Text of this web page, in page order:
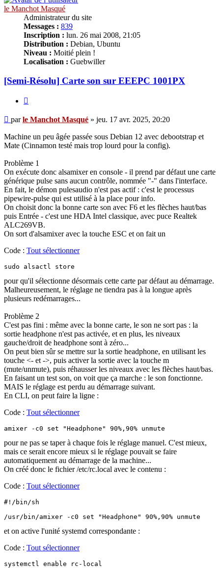
le Manchot Masqué
Administrateur du site
Messages : 839
Inscription : lun. 26 mai 2008, 21:05
Distribution : Debian, Ubuntu
Niveau : Moitié plein !
Localisation : Guebwiller
[Semi-Résolu] Carte son sur EEEPC 1001PX
Message
parle Manchot Masqué » jeu. 17 avr. 2025, 20:20
Machine un peu âgée passée sous Debian 12 avec debootstrap et
Mate (Cinnamon testé mais trop lourd pour la config).
Problème 1
On exécute donc alsamixer en console - il prend par défaut une carte
générique pulse sans aucun contrôle, nommée "-" dans l'interface.
En fait, le démon pulesaudio n'est pas actif : c'est le processus
pipewire-pulse qui est utilisé à la place pour info.
On choisit donc la bonne carte son avec F6 et les flèches haut/bas
puis Entrée - c'est une HDA Intel classique, avec puce Realtek
ALC269VB.
On sort d'alsamixer avec la touche ESC et on fait un
Code : Tout sélectionner
sudo alsactl store
pour qu'il sélectionne désormais cette carte par défaut au démarrage.
Malheureusement, le réglage ne tiendra pas à la longue après
plusieurs redémarrages...
Problème 2
C'est pas fini : même avec la bonne carte, le son ne sort pas : la
sortie headphone n'est pas activée, et en plus, les niveaux
gauche/droit de headphone sont à zéro...
On peut bien sûr se mettre sur la sortie headphone, en utilisant les
touche <- et ->, puis activer la sortie avec la touche m
(mute/unmute), puis réhausser les niveaux avec les flèches haut/bas.
En faisant un test son, on voit que ça marche : le son fonctionne.
MAIS le réglage est perdu au démarrage suivant.
En CLI, on peut faire la ligne :
Code : Tout sélectionner
amixer -c0 set "Headphone" 90%,90% unmute
pour ne pas se taper à chaque fois le réglage manuel. C'est mieux,
mais ce serait encore mieux si le réglage pouvait se faire
automatiquement au démarrage de la machine...
On créé donc le fichier /etc/rc.local avec le contenu :
Code : Tout sélectionner
#!/bin/sh
/usr/bin/amixer -c0 set "Headphone" 90%,90% unmute
et on active l'unité systemd correspondante :
Code : Tout sélectionner
systemctl enable rc-local